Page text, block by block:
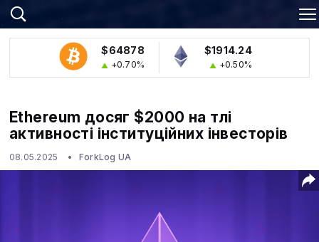
$64878
+0.70%
$1914.24
+0.50%
Ethereum досяг $2000 на тлі
активності інституційних інвесторів
08.05.2025 ForkLog UA